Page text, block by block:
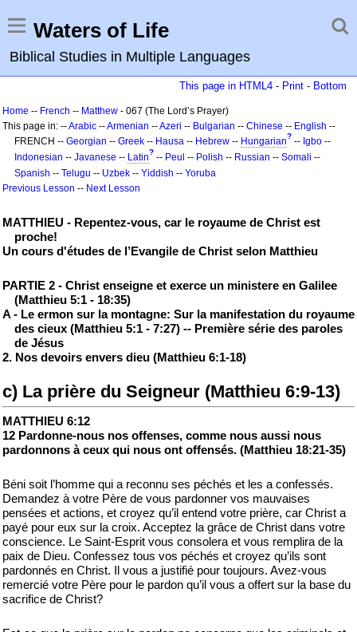
Waters of Life
Biblical Studies in Multiple Languages
This page in HTML4 - Print - Bottom
Home -- French -- Matthew - 067 (The Lord’s Prayer)
This page in: --Arabic --Armenian --Azeri -- Bulgarian -- Chinese -- English --
FRENCH -- Georgian -- Greek -- Hausa -- Hebrew -- Hungarian? -- Igbo --
Indonesian -- Javanese -- Latin? -- Peul -- Polish -- Russian -- Somali --
Spanish -- Telugu -- Uzbek -- Yiddish -- Yoruba
Previous Lesson -- Next Lesson
MATTHIEU - Repentez-vous, car le royaume de Christ est
proche!
Un cours d'études de l’Evangile de Christ selon Matthieu
PARTIE 2 - Christ enseigne et exerce un ministere en Galilee
(Matthieu 5:1 - 18:35)
A - Le ermon sur la montagne: Sur la manifestation du royaume
des cieux (Matthieu 5:1 - 7:27) -- Première série des paroles
de Jésus
2. Nos devoirs envers dieu (Matthieu 6:1-18)
c) La prière du Seigneur (Matthieu 6:9-13)
MATTHIEU 6:12
12 Pardonne-nous nos offenses, comme nous aussi nous
pardonnons à ceux qui nous ont offensés. (Matthieu 18:21-35)
Béni soit l’homme qui a reconnu ses péchés et les a confessés.
Demandez à votre Père de vous pardonner vos mauvaises
pensées et actions, et croyez qu’il entend votre prière, car Christ a
payé pour eux sur la croix. Acceptez la grâce de Christ dans votre
conscience. Le Saint-Esprit vous consolera et vous remplira de la
paix de Dieu. Confessez tous vos péchés et croyez qu’ils sont
pardonnés en Christ. Il vous a justifié pour toujours. Avez-vous
remercié votre Père pour le pardon qu’il vous a offert sur la base du
sacrifice de Christ?